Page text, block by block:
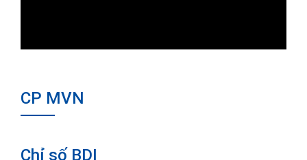
CP MVN
Chỉ số BDI